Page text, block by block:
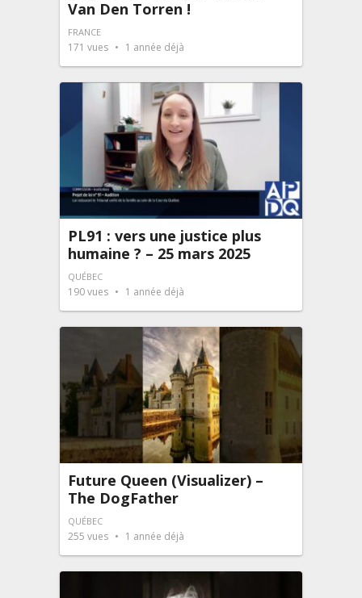
Van Den Torren !
FRANCE
171 vues 1 année déjà
PL91 : vers une justice plus
humaine ? – 25 mars 2025
QUÉBEC
190vues 1 année déjà
Future Queen (Visualizer) –
The DogFather
QUÉBEC
255 vues 1 année déjà